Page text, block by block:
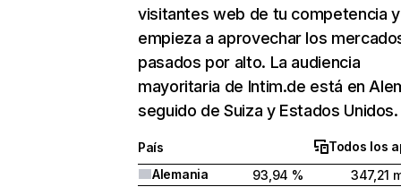
visitantes web de tu competencia y
empieza a aprovechar los
pasados por alto. La audiencia
mayoritaria de Intim.de está en
seguido de Suiza y Estados Unidos.
País
Todos los
Alemania
93,94 %
347,21